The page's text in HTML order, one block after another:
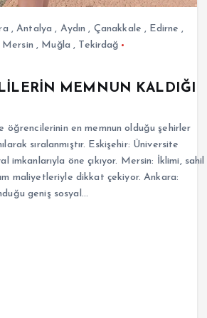
,Antalya , Aydın , Çanakkale , Edirne ,
Mersin , Muğla , Tekirdağ
MEMNUN KALDIĞI
öğrencilerinin en memnun olduğu şehirler
sıralanmıştır. Eskişehir: Üniversite
imkanlarıyla öne çıkıyor. Mersin: İklimi, sahil
maliyetleriyle dikkat çekiyor. Ankara:
geniş sosyal…